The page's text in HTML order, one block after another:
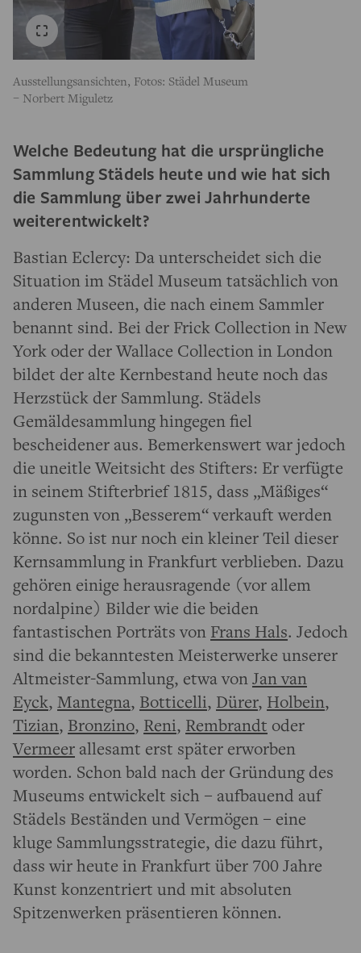
Ausstellungsansichten, Fotos: Städel Museum
– Norbert Miguletz
Welche Bedeutung hat die ursprüngliche
Sammlung Städels heute und wie hat sich
die Sammlung über zwei Jahrhunderte
weiterentwickelt?
Bastian Eclercy: Da unterscheidet sich die
Situation im Städel Museum tatsächlich von
anderen Museen, die nach einem Sammler
benannt sind. Bei der Frick Collection in New
York oder der Wallace Collection in London
bildet der alte Kernbestand heute noch das
Herzstück der Sammlung. Städels
Gemäldesammlung hingegen fiel
bescheidener aus. Bemerkenswert war jedoch
die uneitle Weitsicht des Stifters: Er verfügte
in seinem Stifterbrief 1815, dass „Mäßiges“
zugunsten von „Besserem“ verkauft werden
könne. So ist nur noch ein kleiner Teil dieser
Kernsammlung in Frankfurt verblieben. Dazu
gehören einige herausragende (vor allem
nordalpine) Bilder wie die beiden
fantastischen Porträts von Frans Hals. Jedoch
sind die bekanntesten Meisterwerke unserer
Altmeister-Sammlung, etwa vonJan van
Eyck, Mantegna, Botticelli, Dürer, Holbein,
Tizian, Bronzino, Reni, Rembrandt oder
Vermeer allesamt erst später erworben
worden. Schon bald nach der Gründung des
Museums entwickelt sich – aufbauend auf
Städels Beständen und Vermögen – eine
kluge Sammlungsstrategie, die dazu führt,
dass wir heute in Frankfurt über 700 Jahre
Kunst konzentriert und mit absoluten
Spitzenwerken präsentieren können.